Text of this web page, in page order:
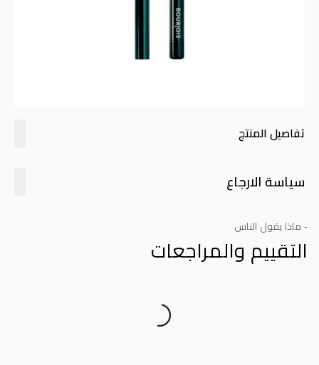
تفاصيل المنتج
سياسة الارجاع
- ماذا يقول الناس
التقييم والمراجعات